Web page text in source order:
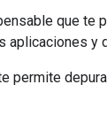
que te
aplicaciones y
permite